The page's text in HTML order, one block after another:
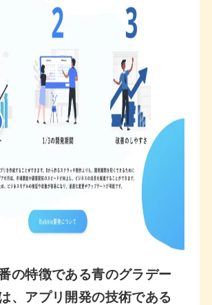
の特徴である青のグラデー
、アプリ開発の技術である